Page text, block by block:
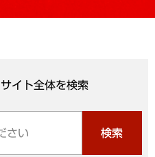
サイト全体を検索
検索